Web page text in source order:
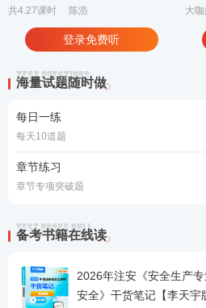
共4.27课时 陈浩
登录免费听
大
海量试题随时做
每日一练
每天10道题
章节练习
章节专项突破题
备考书籍在线读
2026年注安《安全生产
安全》干货笔记【李天宇